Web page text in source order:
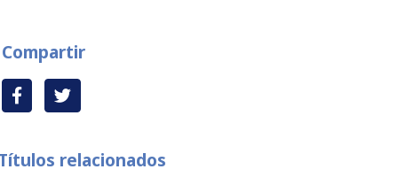
Compartir
relacionados